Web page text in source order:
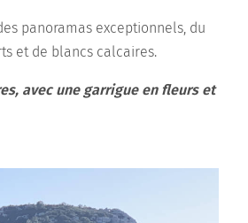
panoramas exceptionnels, du
et de blancs calcaires.
avec une garrigue en fleurs et